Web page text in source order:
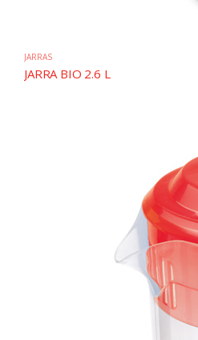
JARRAS
JARRA BIO 2.6 L